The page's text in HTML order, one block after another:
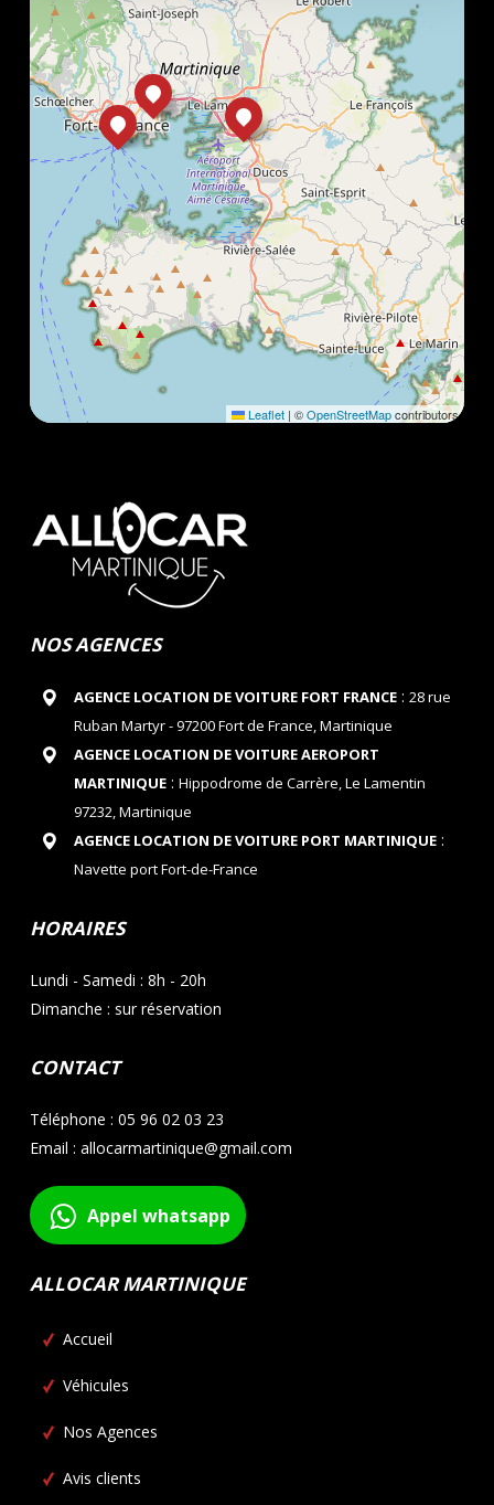
Leaflet | ©OpenStreetMapcontributors
NOS AGENCES
AGENCE LOCATION DE VOITURE FORT FRANCE: 28 rue
Ruban Martyr - 97200 Fort de France, Martinique
AGENCE LOCATION DE VOITURE AEROPORT
MARTINIQUE: Hippodrome de Carrère, Le Lamentin
97232, Martinique
AGENCE LOCATION DE VOITURE PORT MARTINIQUE:
Navette port Fort-de-France
HORAIRES
Lundi - Samedi : 8h - 20h
Dimanche : sur réservation
CONTACT
Téléphone : 05 96 02 03 23
Email : allocarmartinique@gmail.com
Appel whatsapp
ALLOCAR MARTINIQUE
Accueil
Véhicules
Nos Agences
Avis clients